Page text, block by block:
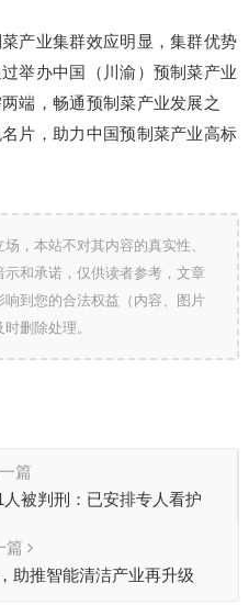
产业集群效应明显，集群优势
举办中国（川渝）预制菜产业
端，畅通预制菜产业发展之
片，助力中国预制菜产业高标
，本站不对其内容的真实性、
和承诺，仅供读者参考，文章
到您的合法权益（内容、图片
删除处理。
篇
被判刑：已安排专人看护
篇
助推智能清洁产业再升级